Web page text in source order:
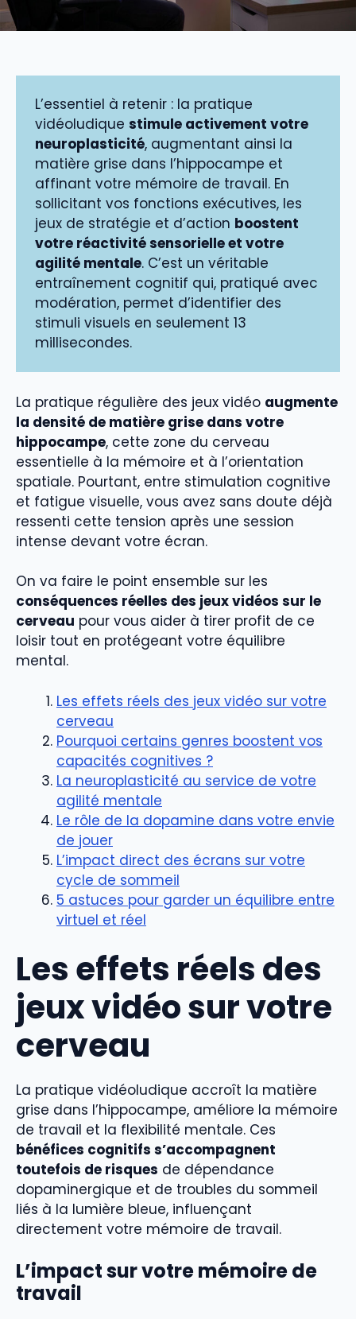
L’essentiel à retenir : la pratique
vidéoludique stimule activement votre
neuroplasticité, augmentant ainsi la
matière grise dans l’hippocampe et
affinant votre mémoire de travail. En
sollicitant vos fonctions exécutives, les
jeux de stratégie et d’action boostent
votre réactivité sensorielle et votre
agilité mentale. C’est un véritable
entraînement cognitif qui, pratiqué avec
modération, permet d’identifier des
stimuli visuels en seulement 13
millisecondes.
La pratique régulière des jeux vidéo augmente
la densité de matière grise dans votre
hippocampe, cette zone du cerveau
essentielle à la mémoire et à l’orientation
spatiale. Pourtant, entre stimulation cognitive
et fatigue visuelle, vous avez sans doute déjà
ressenti cette tension après une session
intense devant votre écran.
On va faire le point ensemble sur les
conséquences réelles des jeux vidéos sur le
cerveau pour vous aider à tirer profit de ce
loisir tout en protégeant votre équilibre
mental.
Les effets réels des jeux vidéo sur votre
cerveau
Pourquoi certains genres boostent vos
capacités cognitives ?
La neuroplasticité au service de votre
agilité mentale
Le rôle de la dopamine dans votre envie
de jouer
L’impact direct des écrans sur votre
cycle de sommeil
5 astuces pour garder un équilibre entre
virtuel et réel
Les effets réels des
jeux vidéo sur votre
cerveau
La pratique vidéoludique accroît la matière
grise dans l’hippocampe, améliore la mémoire
de travail et la flexibilité mentale. Ces
bénéfices cognitifs s’accompagnent
toutefois de risques de dépendance
dopaminergique et de troubles du sommeil
liés à la lumière bleue, influençant
directement votre mémoire de travail.
L’impact sur votre mémoire de
travail